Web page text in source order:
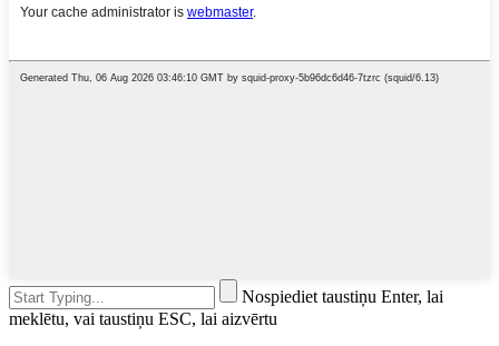
Nospiediet taustiņu Enter, lai
meklētu, vai taustiņu ESC, lai aizvērtu